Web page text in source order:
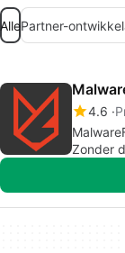
AllePartner-
4.6
Zonder